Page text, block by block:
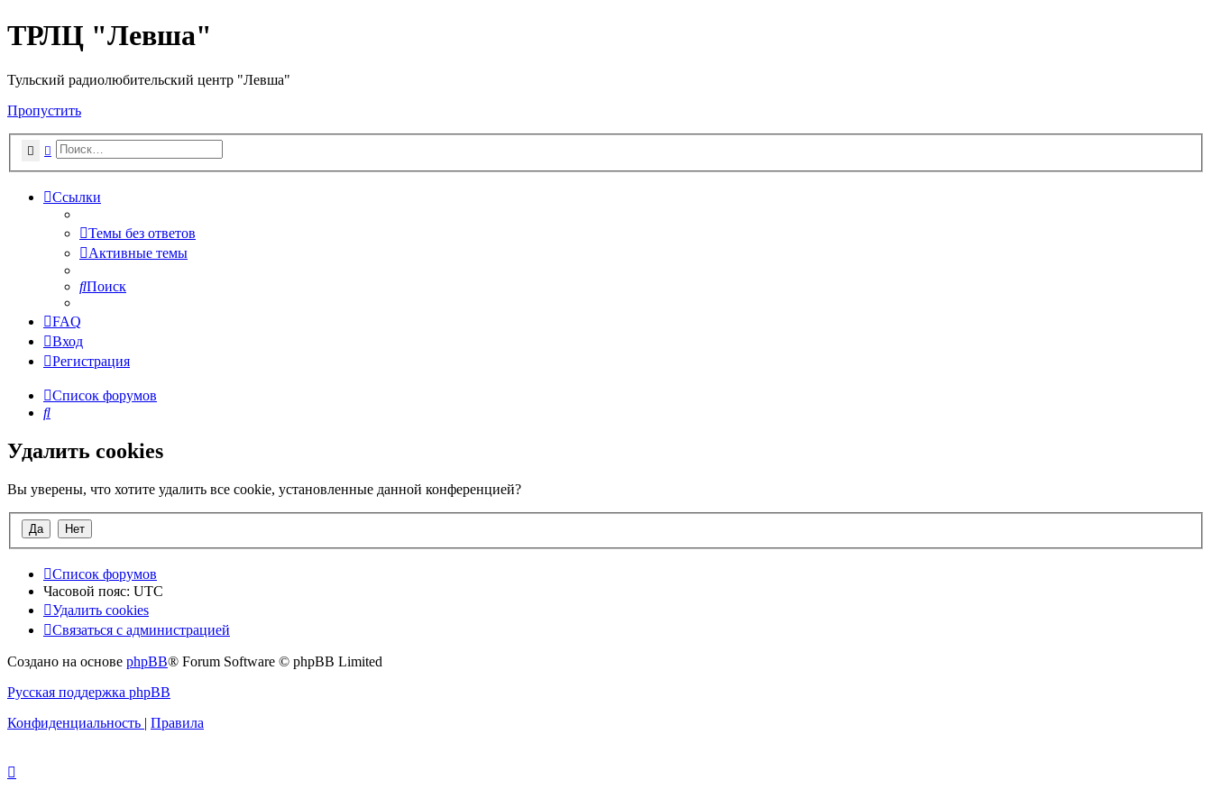
ТРЛЦ "Левша"
Тульский радиолюбительский центр "Левша"
Пропустить
ПоискРасширенный поиск
Ссылки
Темы без ответов
Активные темы
Поиск
FAQ
Вход
Регистрация
Список форумов
Поиск
Удалить cookies
Вы уверены, что хотите удалить все cookie, установленные данной конференцией?
Список форумов
Часовой пояс: UTC
Удалить cookies
Связаться с администрацией
Создано на основе phpBB® Forum Software © phpBB Limited
Русская поддержка phpBB
Конфиденциальность | Правила